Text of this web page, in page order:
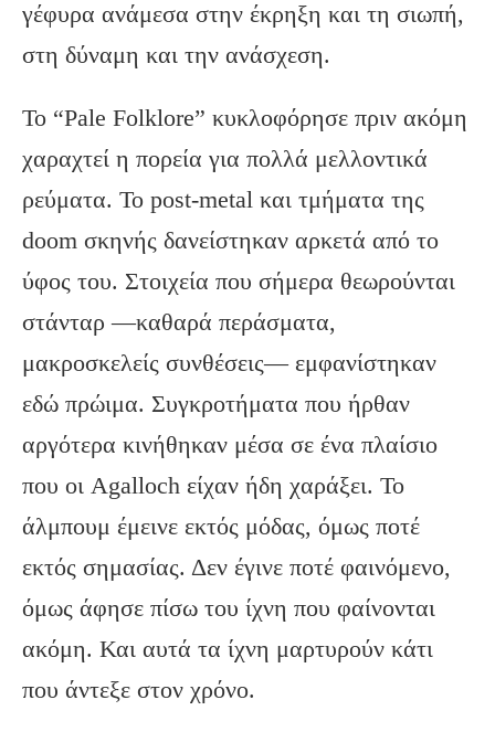
γέφυρα ανάμεσα στην έκρηξη και τη σιωπή,
στη δύναμη και την ανάσχεση.
Το “Pale Folklore” κυκλοφόρησε πριν ακόμη
χαραχτεί η πορεία για πολλά μελλοντικά
ρεύματα. Το post-metal και τμήματα της
doom σκηνής δανείστηκαν αρκετά από το
ύφος του. Στοιχεία που σήμερα θεωρούνται
στάνταρ —καθαρά περάσματα,
μακροσκελείς συνθέσεις— εμφανίστηκαν
εδώ πρώιμα. Συγκροτήματα που ήρθαν
αργότερα κινήθηκαν μέσα σε ένα πλαίσιο
που οι Agalloch είχαν ήδη χαράξει. Το
άλμπουμ έμεινε εκτός μόδας, όμως ποτέ
εκτός σημασίας. Δεν έγινε ποτέ φαινόμενο,
όμως άφησε πίσω του ίχνη που φαίνονται
ακόμη. Και αυτά τα ίχνη μαρτυρούν κάτι
που άντεξε στον χρόνο.